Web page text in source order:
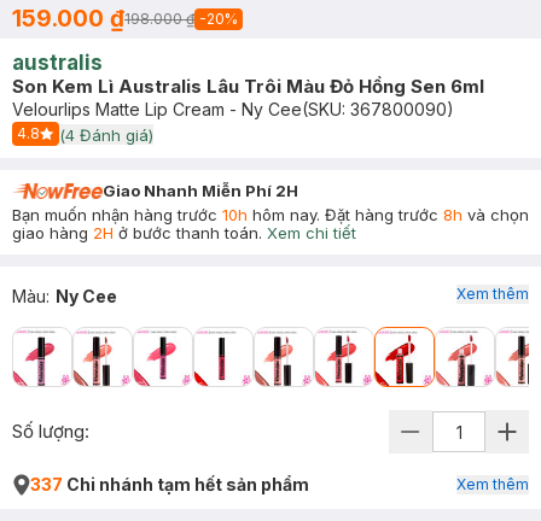
159.000 ₫198.000 ₫ -20%
australis
Son Kem Lì Australis Lâu Trôi Màu Đỏ Hồng Sen 6ml
Velourlips Matte Lip Cream - Ny Cee(SKU: 367800090)
4.8
Start Icon
(4 Đánh giá)
Giao Nhanh Miễn Phí 2H
Bạn muốn nhận hàng trước 10h hôm nay. Đặt hàng trước 8h và chọn
giao hàng 2H ở bước thanh toán. Xem chi tiết
Màu: Ny Cee Xem thêm
Số lượng:
337 Chi nhánh tạm hết sản phẩm Xem thêm